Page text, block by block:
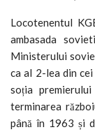
Locotenentul
ambasada
Ministerului
ca al 2-lea din
soția
terminarea
până în 1963 și